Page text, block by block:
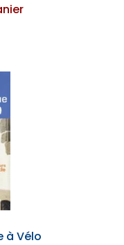
à Vélo